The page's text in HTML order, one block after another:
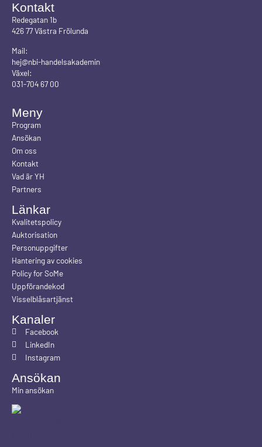
Kontakt
Redegatan 1b
426 77 Västra Frölunda
Mail:
hej@nbi-handelsakademin
Växel:
031-704 67 00
Meny
Program
Ansökan
Om oss
Kontakt
Vad är YH
Partners
Länkar
Kvalitetspolicy
Auktorisation
Personuppgifter
Hantering av cookies
Policy for SoMe
Uppförandekod
Visselblåsartjänst
Kanaler
Facebook
LinkedIn
Instagram
Ansökan
Min ansökan